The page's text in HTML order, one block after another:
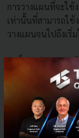
การวางแผนที่จะใช้
เท่านั้นที่สามารถใช้
วางแผนจนไปถึงเริ่
ดังนั้นองค์กรอาจจ
หรือกลยุทธ์ที่สามา
ใจให้บุคลากร และ
หมายได้ชัดเจนมา
ใช้ Data และ AI